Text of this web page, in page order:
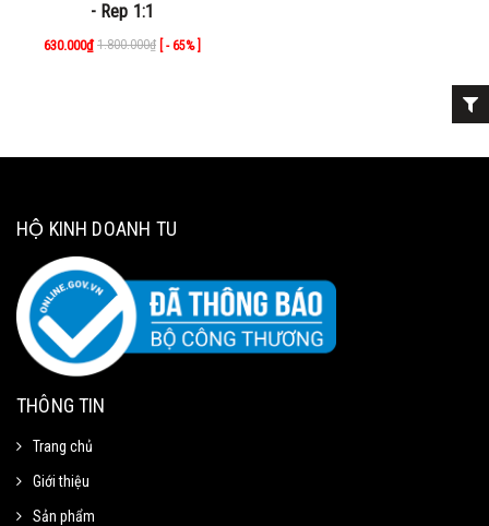
- Rep 1:1
630.000₫ 1.800.000₫ [ - 65% ]
HỘ KINH DOANH TU
THÔNG TIN
Trang chủ
Giới thiệu
Sản phẩm